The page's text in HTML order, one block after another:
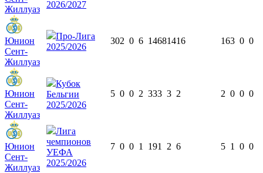
Жиллуаз
2026/2027
Юнион
Сент-
Жиллуаз
Про-Лига
2025/2026
302 0 6 14681416 163 0 0
Юнион
Сент-
Жиллуаз
Кубок
Бельгии
2025/2026
5 0 0 2 333 3 2 2 0 0 0
Юнион
Сент-
Жиллуаз
Лига
чемпионов
УЕФА
2025/2026
7 0 0 1 191 2 6 5 1 0 0